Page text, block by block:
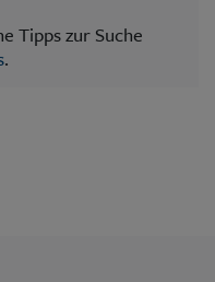
Tipps zur Suche
.